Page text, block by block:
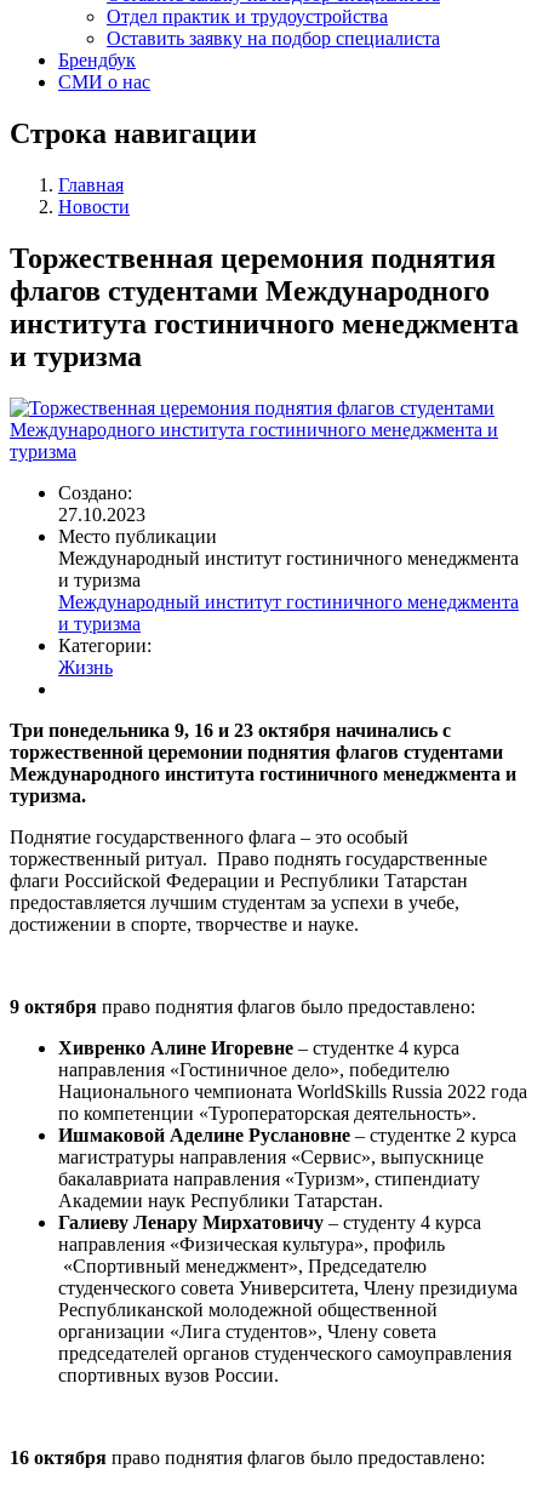
Отдел практик и трудоустройства
Оставить заявку на подбор специалиста
Брендбук
СМИ о нас
Строка навигации
Главная
Новости
Торжественная церемония поднятия
флагов студентами Международного
института гостиничного менеджмента
и туризма
Создано:
27.10.2023
Место публикации
Международный институт гостиничного менеджмента
и туризма
Международный институт гостиничного менеджмента
и туризма
Категории:
Жизнь
Три понедельника 9, 16 и 23 октября начинались с
торжественной церемонии поднятия флагов студентами
Международного института гостиничного менеджмента и
туризма.
Поднятие государственного флага – это особый
торжественный ритуал. Право поднять государственные
флаги Российской Федерации и Республики Татарстан
предоставляется лучшим студентам за успехи в учебе,
достижении в спорте, творчестве и науке.
9 октября право поднятия флагов было предоставлено:
Хивренко Алине Игоревне – студентке 4 курса
направления «Гостиничное дело», победителю
Национального чемпионата WorldSkills Russia 2022 года
по компетенции «Туроператорская деятельность».
Ишмаковой Аделине Руслановне – студентке 2 курса
магистратуры направления «Сервис», выпускнице
бакалавриата направления «Туризм», стипендиату
Академии наук Республики Татарстан.
Галиеву Ленару Мирхатовичу – студенту 4 курса
направления «Физическая культура», профиль
«Спортивный менеджмент», Председателю
студенческого совета Университета, Члену президиума
Республиканской молодежной общественной
организации «Лига студентов», Члену совета
председателей органов студенческого самоуправления
спортивных вузов России.
16 октября право поднятия флагов было предоставлено: